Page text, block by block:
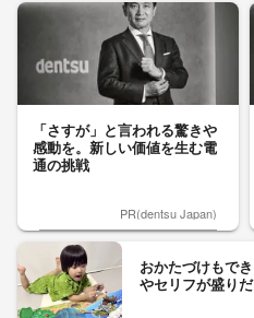
「さすが」と言われる驚きや
感動を。新しい価値を生む電
通の挑戦
PR(dentsu Japan)
おかたづけもで
やセリフが盛り